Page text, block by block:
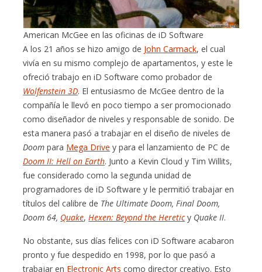
American McGee en las oficinas de iD Software
A los 21 años se hizo amigo de John Carmack, el cual
vivía en su mismo complejo de apartamentos, y este le
ofreció trabajo en iD Software como probador de
Wolfenstein 3D. El entusiasmo de McGee dentro de la
compañía le llevó en poco tiempo a ser promocionado
como diseñador de niveles y responsable de sonido. De
esta manera pasó a trabajar en el diseño de niveles de
Doom para Mega Drive y para el lanzamiento de PC de
Doom II: Hell on Earth. Junto a Kevin Cloud y Tim Willits,
fue considerado como la segunda unidad de
programadores de iD Software y le permitió trabajar en
títulos del calibre de The Ultimate Doom, Final Doom,
Doom 64, Quake, Hexen: Beyond the Hereticy Quake II.
No obstante, sus días felices con iD Software acabaron
pronto y fue despedido en 1998, por lo que pasó a
trabajar en Electronic Arts como director creativo. Esto